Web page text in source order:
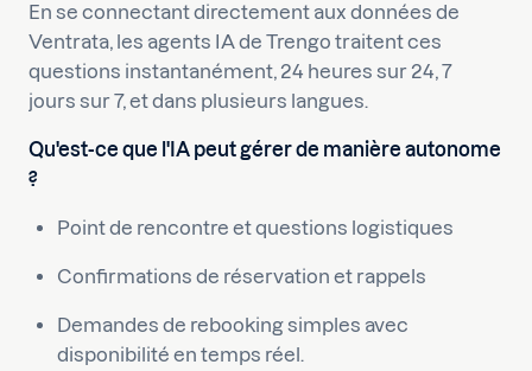
En se connectant directement aux données de
Ventrata, les agents IA de Trengo traitent ces
questions instantanément, 24 heures sur 24, 7
jours sur 7, et dans plusieurs langues.
Qu'est-ce que l'IA peut gérer de manière autonome
?
Point de rencontre et questions logistiques
Confirmations de réservation et rappels
Demandes de rebooking simples avec
disponibilité en temps réel.